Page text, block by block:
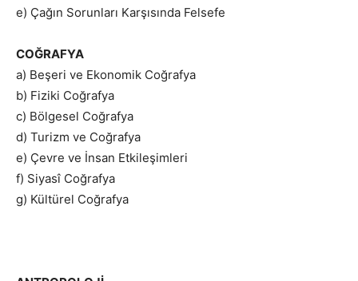
e) Çağın Sorunları Karşısında Felsefe
COĞRAFYA
a) Beşeri ve Ekonomik Coğrafya
b) Fiziki Coğrafya
c) Bölgesel Coğrafya
d) Turizm ve Coğrafya
e) Çevre ve İnsan Etkileşimleri
f) Siyasî Coğrafya
g) Kültürel Coğrafya